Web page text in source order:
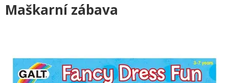
Maškarní zábava